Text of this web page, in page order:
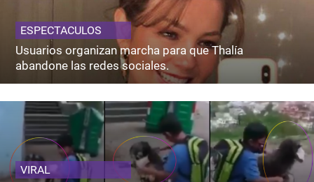
ESPECTACULOS
Usuarios organizan marcha para que Thalía
abandone las redes sociales.
VIRAL